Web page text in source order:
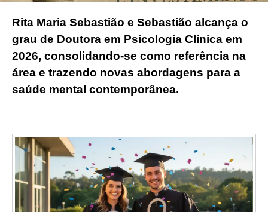
Rita Maria Sebastião e Sebastião alcança o
grau de Doutora em Psicologia Clínica em
2026, consolidando-se como referência na
área e trazendo novas abordagens para a
saúde mental contemporânea.